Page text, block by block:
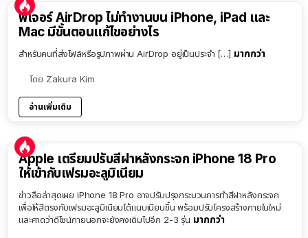
ฟีเจอร์ AirDrop ไม่ทำงานบน iPhone, iPad และ
Mac มีขั้นตอนแก้ไขอย่างไร
สำหรับคนที่ส่งไฟล์หรือรูปภาพผ่าน AirDrop อยู่เป็นประจำ […] มากกว่า
โดย Zakura Kim
อ่านเพิ่มเติม
Apple เตรียมปรับสีฝาหลังกระจก iPhone 18 Pro
ให้เข้ากับเฟรมอะลูมิเนียม
ข่าวลือล่าสุดเผย iPhone 18 Pro อาจปรับปรุงกระบวนการทำสีฝาหลังกระจก
เพื่อให้สีตรงกับเฟรมอะลูมิเนียมได้แนบเนียนขึ้น พร้อมปรับโครงสร้างภายในใหม่
และคาดว่าดีไซน์ภายนอกจะยังคงเดิมไปอีก 2-3 รุ่น มากกว่า